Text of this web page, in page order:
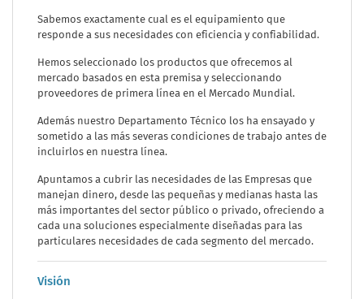
Sabemos exactamente cual es el equipamiento que
responde a sus necesidades con eficiencia y confiabilidad.
Hemos seleccionado los productos que ofrecemos al
mercado basados en esta premisa y seleccionando
proveedores de primera línea en el Mercado Mundial.
Además nuestro Departamento Técnico los ha ensayado y
sometido a las más severas condiciones de trabajo antes de
incluirlos en nuestra línea.
Apuntamos a cubrir las necesidades de las Empresas que
manejan dinero, desde las pequeñas y medianas hasta las
más importantes del sector público o privado, ofreciendo a
cada una soluciones especialmente diseñadas para las
particulares necesidades de cada segmento del mercado.
Visión